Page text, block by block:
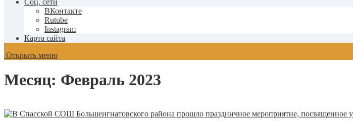
Соц. сети
ВКонтакте
Rutube
Instagram
Карта сайта
Открыть меню
Месяц: Февраль 2023